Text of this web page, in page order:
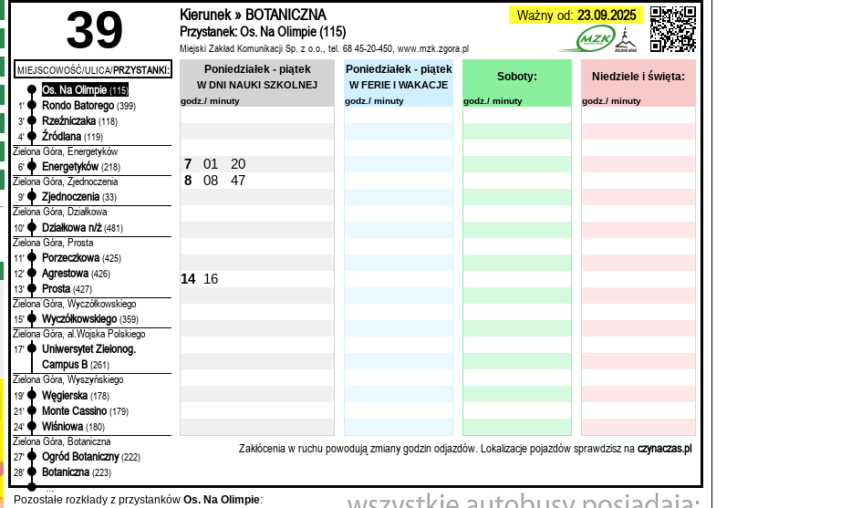
39 Kierunek » BOTANICZNA Ważny od: 23.09.2025
Przystanek: Os. Na Olimpie (115)
Miejski Zakład Komunikacji Sp. z o.o., tel. 68 45-20-450, www.mzk.zgora.pl
MIEJSCOWOŚĆ/ULICA/PRZYSTANKI:
Os. Na Olimpie (115)
1'
Rondo Batorego (399)
3'
Rzeźniczaka (118)
4'
Źródlana (119)
Zielona Góra, Energetyków
6' Energetyków (218)
Zielona Góra, Zjednoczenia
9' Zjednoczenia (33)
Zielona Góra, Działkowa
10' Działkowa n/ż (481)
Zielona Góra, Prosta
11' Porzeczkowa (425)
12'
Agrestowa (426)
13'
Prosta (427)
Zielona Góra, Wyczółkowskiego
15' Wyczółkowskiego (359)
Zielona Góra, al.Wojska Polskiego
17'
Uniwersytet Zielonog.
Campus B (261)
Zielona Góra, Wyszyńskiego
19' Węgierska (178)
21'
Monte Cassino (179)
24'
Wiśniowa (180)
Zielona Góra, Botaniczna
27' Ogród Botaniczny (222)
28'
Botaniczna (223)
...
Poniedziałek - piątek
W DNI NAUKI SZKOLNEJ
Poniedziałek - piątek
W FERIE I WAKACJE
Soboty: Niedziele i święta:
godz./ minuty godz./ minuty godz./ minuty godz./ minuty
7 01
20
8
08 47
14 16
Zakłócenia w ruchu powodują zmiany godzin odjazdów. Lokalizacje pojazdów sprawdzisz naczynaczas.pl
Pozostałe rozkłady z przystanków Os. Na Olimpie: